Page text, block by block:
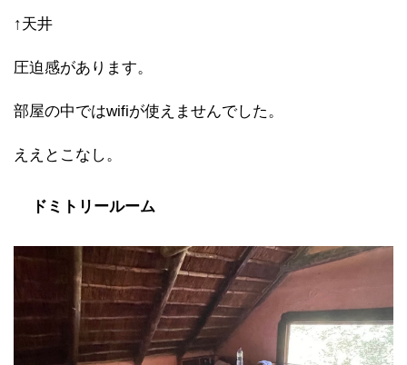
↑天井
圧迫感があります。
部屋の中ではwifiが使えませんでした。
ええとこなし。
ドミトリールーム